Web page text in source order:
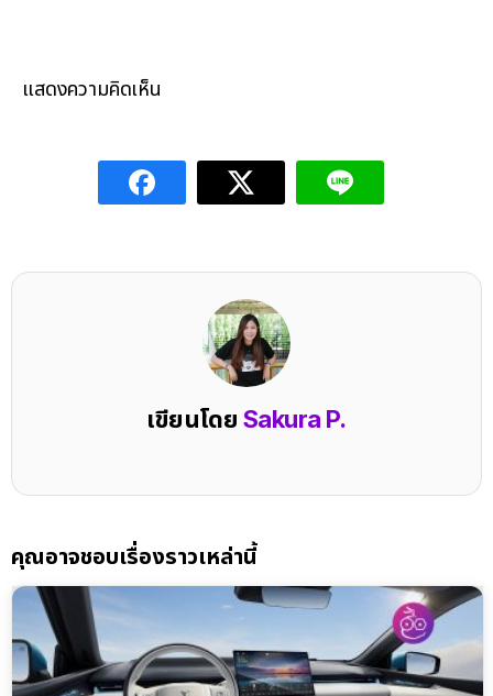
แสดงความคิดเห็น
เขียนโดย Sakura P.
คุณอาจชอบเรื่องราวเหล่านี้